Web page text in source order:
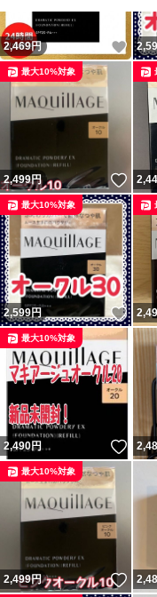
2,469円 い
2,499円 い
最大10%対象
2,599円 い
最大10%対象
2,490円 い
最大10%対象
2,499円 い
最大10%対象